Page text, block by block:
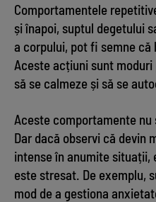
Comportamentele
și înapoi, suptul degetului
a corpului, pot fi semne
Aceste acțiuni sunt
să se calmeze și să se
Aceste comportamente
Dar dacă observi că devin
intense în anumite situații,
este stresat. De exemplu,
mod de a gestiona